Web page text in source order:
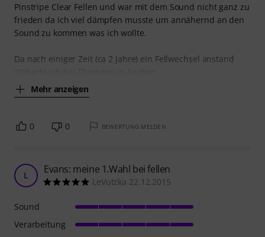
Pinstripe Clear Fellen und war mit dem Sound nicht ganz zu
frieden da ich viel dämpfen musste um annähernd an den
Sound zu kommen was ich wollte.
Da nach einiger Zeit (ca 2 Jahre) ein Fellwechsel anstand
Mehr anzeigen
0 0 BEWERTUNG MELDEN
L Evans: meine 1.Wahl bei fellen
LeVutzka 22.12.2015
Sound
Verarbeitung